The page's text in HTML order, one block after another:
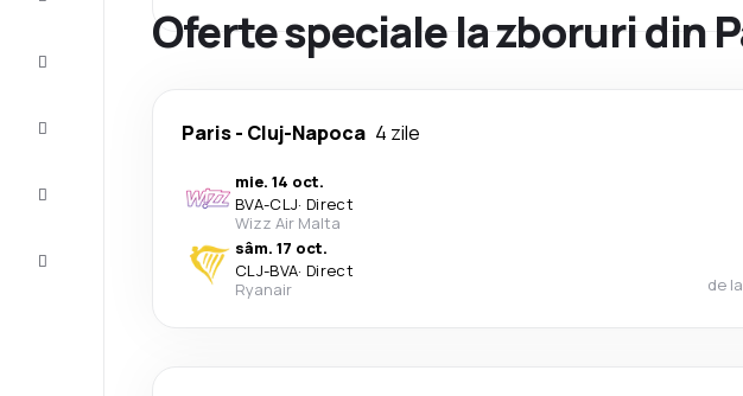
Oferte speciale la zboruri din
Paris- Cluj-Napoca 4 zile
mie. 14 oct.
BVA-CLJ· Direct
Wizz Air Malta
sâm. 17 oct.
CLJ-BVA· Direct
Ryanair
de la